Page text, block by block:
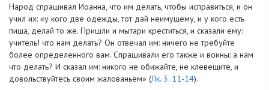
Народ спрашивал Иоанна, что им делать, чтобы исправиться, и он
учил их: «у кого две одежды, тот дай неимущему, и у кого есть
пища, делай то же. Пришли и мытари креститься, и сказали ему:
учитель! что нам делать? Он отвечал им: ничего не требуйте
более определенного вам. Спрашивали его также и воины: а нам
что делать? И сказал им: никого не обижайте, не клевещите, и
довольствуйтесь своим жалованьем» (Лк. 3. 11-14).